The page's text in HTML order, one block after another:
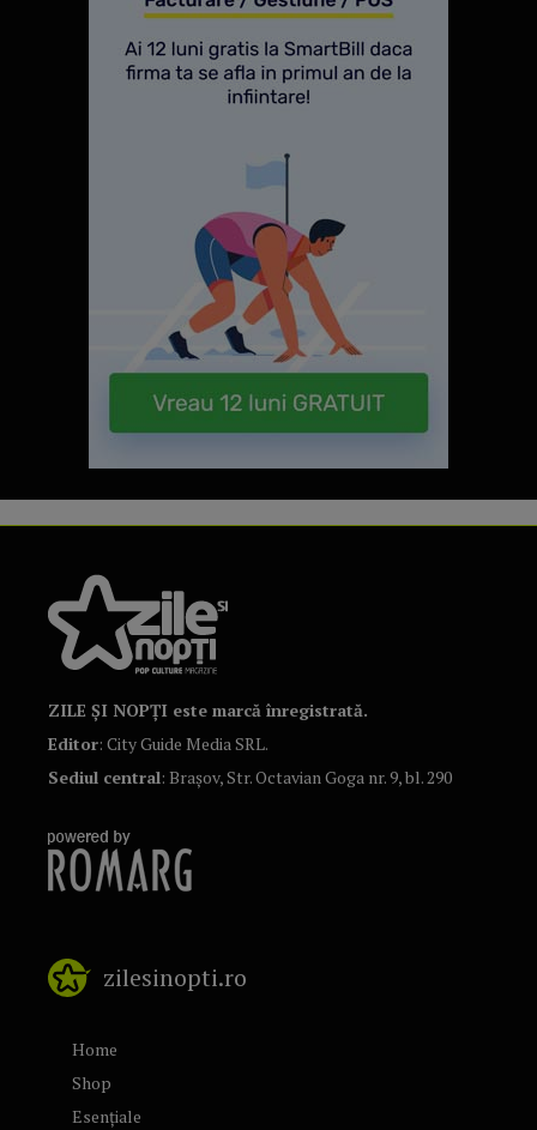
ZILE ȘI NOPȚI este marcă înregistrată.
Editor: City Guide Media SRL.
Sediul central: Brașov, Str. Octavian Goga nr. 9, bl. 290
zilesinopti.ro
Home
Shop
Esențiale